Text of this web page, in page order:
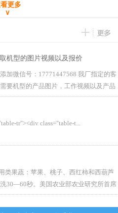
更多
∨
机型的图片视频以及报价
加微信号：17771447568 我厂指定的客
要机型的产品图片，工作视频以及产品
洗机研发与制造，产品分6大系列4...
tr"><div class="table-t...
类果蔬：苹果、桃子、西红柿和西葫芦
30—60秒。美国农业部农业研究所首席
自来水冲洗有助于去除果蔬上98...